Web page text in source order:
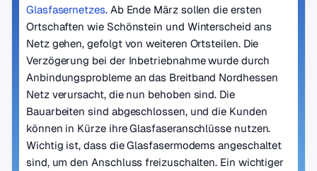
Glasfasernetzes. Ab Ende März sollen die ersten
Ortschaften wie Schönstein und Winterscheid ans
Netz gehen, gefolgt von weiteren Ortsteilen. Die
Verzögerung bei der Inbetriebnahme wurde durch
Anbindungsprobleme an das Breitband Nordhessen
Netz verursacht, die nun behoben sind. Die
Bauarbeiten sind abgeschlossen, und die Kunden
können in Kürze ihre Glasfaseranschlüsse nutzen.
Wichtig ist, dass die Glasfasermodems angeschaltet
sind, um den Anschluss freizuschalten. Ein wichtiger